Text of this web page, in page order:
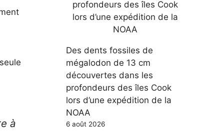
à
Des dents fossiles de
mégalodon de 13 cm
découvertes dans les
profondeurs des îles Cook
lors d’une expédition de la
NOAA
6 août 2026